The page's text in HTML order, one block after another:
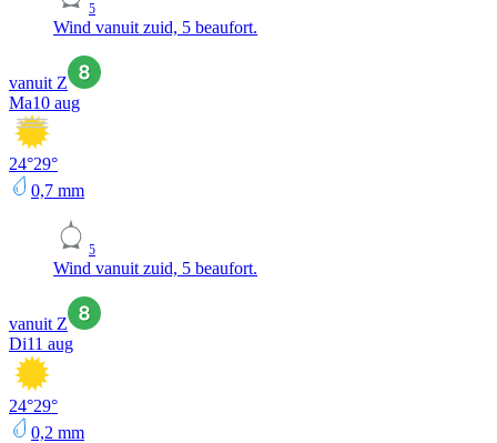
5
Wind vanuit zuid, 5 beaufort.
vanuit Z
Ma10 aug
24°29°
0,7 mm
5
Wind vanuit zuid, 5 beaufort.
vanuit Z
Di11 aug
24°29°
0,2 mm